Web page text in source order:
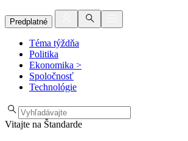
Predplatné
Téma týždňa
Politika
Ekonomika >
Spoločnosť
Technológie
Vitajte na Štandarde